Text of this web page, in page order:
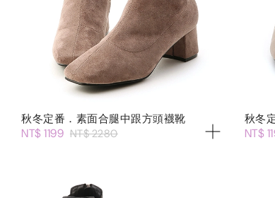
秋冬定番．素面合腿中跟方頭襪靴
NT$ 1199 NT$ 2280
秋冬
NT$